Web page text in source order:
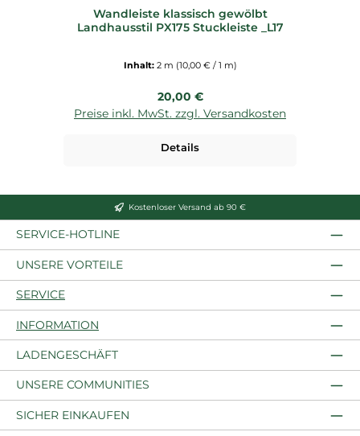
Wandleiste klassisch gewölbt
Landhausstil PX175 Stuckleiste _L17
Inhalt: 2 m (10,00 € / 1 m)
Regulärer Preis:
20,00 €
Preise inkl. MwSt. zzgl. Versandkosten
Details
Kostenloser Versand ab 90 €
SERVICE-HOTLINE
UNSERE VORTEILE
SERVICE
INFORMATION
LADENGESCHÄFT
UNSERE COMMUNITIES
SICHER EINKAUFEN